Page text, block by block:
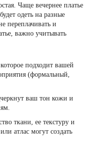
Чаще вечернее платье
одеть на разные
переплачивать и
важно учитывать
подходит вашей
(формальный,
ваш тон кожи и
ткани, ее текстуру и
атлас могут создать